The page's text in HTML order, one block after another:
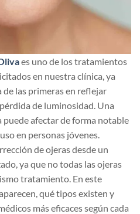
es uno de los tratamientos
en nuestra clínica, ya
de las primeras en reflejar
de luminosidad. Una
puede afectar de forma notable
en personas jóvenes.
de ojeras desde un
ya que no todas las ojeras
tratamiento. En este
qué tipos existen y
más eficaces según cada